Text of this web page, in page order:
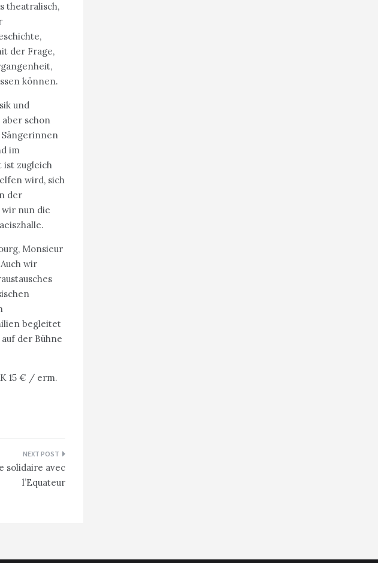
theatralisch,
der Frage,
können.
und
schon
im
ist zugleich
wird, sich
der
nun die
Monsieur
wir
begleitet
der Bühne
15 € / erm.
solidaire avec
l’Equateur